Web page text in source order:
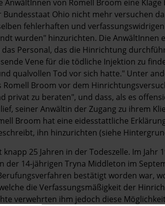
AnwältInnen von Romell Broom eine
Bundesstaat Ohio nicht mehr versuchen
fehlerhaften und
wurden" hinzurichten. Die AnwältInnen
Personal, das die Hinrichtung
Vene für die tödliche Injektion zu
qualvollen Tod vor sich hatte." Unter
Romell Broom vor dem
privat zu beraten", und dass, als es
seiner Anwältin der Zugang zu ihrem
Broom hat eine eidesstattliche
ihn hinzurichten (siehe
25 Jahren in der Todeszelle. Im Jahr
der 14-jährigen Tryna Middleton im
bestätigt worden war,
die Verfassungsmäßigkeit der
verwehrten ihm jedoch diese